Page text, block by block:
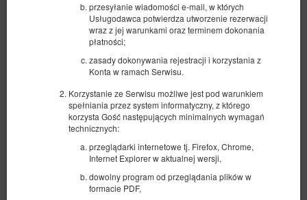
przesyłanie wiadomości e-mail, w których
Usługodawca potwierdza utworzenie rezerwacji
wraz z jej warunkami oraz terminem dokonania
płatności;
zasady dokonywania rejestracji i korzystania z
Konta w ramach Serwisu.
Korzystanie ze Serwisu możliwe jest pod warunkiem
spełniania przez system informatyczny, z którego
korzysta Gość następujących minimalnych wymagań
technicznych:
przeglądarki internetowe tj. Firefox, Chrome,
Internet Explorer w aktualnej wersji,
dowolny program od przeglądania plików w
formacie PDF,
Apartament B z dwoma sypialniami
pow. 45,00 m2
2 sypialnie
2 łóżka pojedyncze (Single), 1 łóżko podwójne (Double), 1 sofa
1 610,00 zł